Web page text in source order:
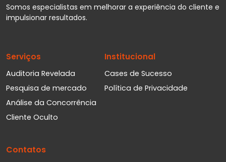
Somos especialistas em melhorar a experiência do cliente e
impulsionar resultados.
Serviços
Auditoria Revelada
Pesquisa de mercado
Análise da Concorrência
Cliente Oculto
Institucional
Cases de Sucesso
Política de Privacidade
Contatos